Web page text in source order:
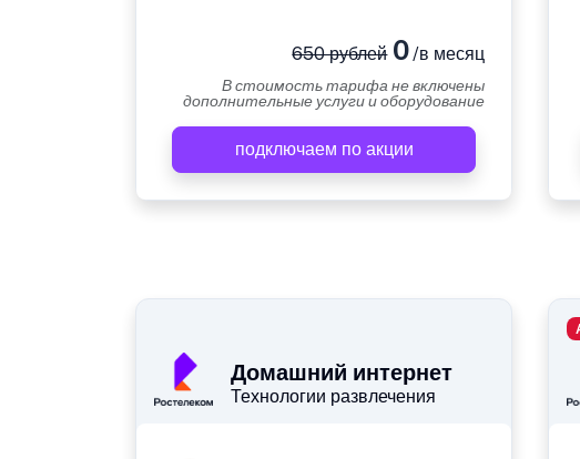
650 рублей0/в месяц
В стоимость тарифа не включены
дополнительные услуги и оборудование
подключаем по акции
Домашний интернет
Технологии развлечения